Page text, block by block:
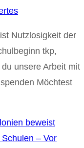
Nutzlosigkeit der
tkp,
unsere Arbeit mit
Möchtest
beweist
– Vor